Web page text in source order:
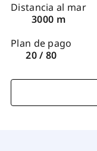
Distancia al mar
3000 m
Plan de pago
20 / 80